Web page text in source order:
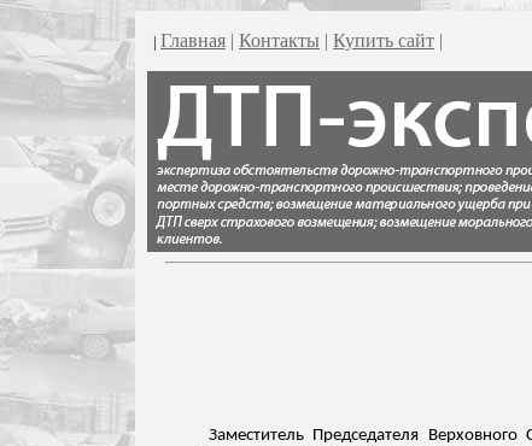
| Главная | Контакты | Купить сайт |
Заместитель Председателя